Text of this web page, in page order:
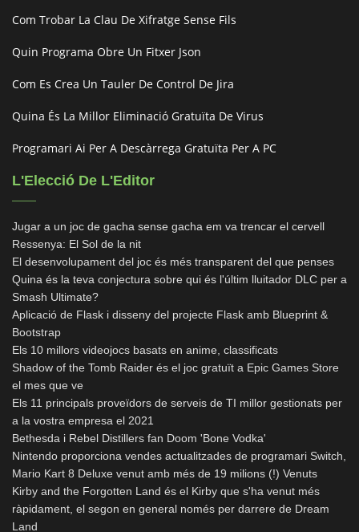
Com Trobar La Clau De Xifratge Sense Fils
Quin Programa Obre Un Fitxer Json
Com Es Crea Un Tauler De Control De Jira
Quina És La Millor Eliminació Gratuïta De Virus
Programari Ai Per A Descàrrega Gratuïta Per A PC
L'Elecció De L'Editor
Jugar a un joc de gacha sense gacha em va trencar el cervell
Ressenya: El Sol de la nit
El desenvolupament del joc és més transparent del que penses
Quina és la teva conjectura sobre qui és l'últim lluitador DLC per a
Smash Ultimate?
Aplicació de Flask i disseny del projecte Flask amb Blueprint &
Bootstrap
Els 10 millors videojocs basats en anime, classificats
Shadow of the Tomb Raider és el joc gratuït a Epic Games Store
el mes que ve
Els 11 principals proveïdors de serveis de TI millor gestionats per
a la vostra empresa el 2021
Bethesda i Rebel Distillers fan Doom 'Bone Vodka'
Nintendo proporciona vendes actualitzades de programari Switch,
Mario Kart 8 Deluxe venut amb més de 19 milions (!) Venuts
Kirby and the Forgotten Land és el Kirby que s'ha venut més
ràpidament, el segon en general només per darrere de Dream
Land